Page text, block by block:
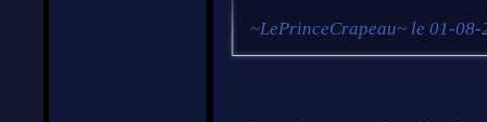
~LePrinceCrapeau~ le 01-08-